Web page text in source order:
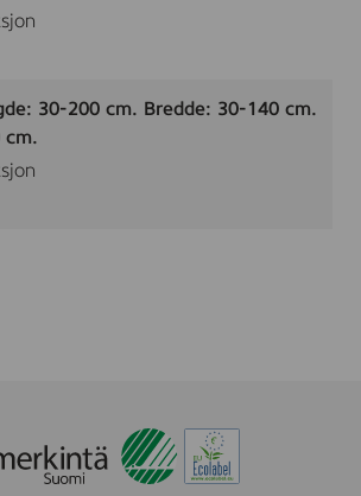
30-200 cm. Bredde: 30-140 cm.
cm.